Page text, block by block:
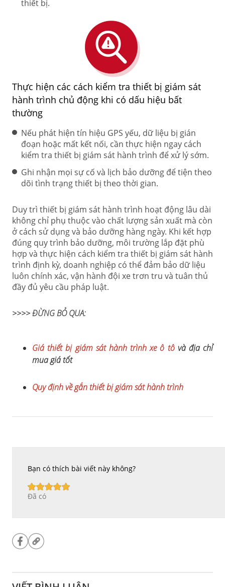
thiết bị.
Thực hiện các cách kiểm tra thiết bị giám sát
hành trình chủ động khi có dấu hiệu bất
thường
Nếu phát hiện tín hiệu GPS yếu, dữ liệu bị gián
đoạn hoặc mất kết nối, cần thực hiện ngay cách
kiểm tra thiết bị giám sát hành trình để xử lý sớm.
Ghi nhận mọi sự cố và lịch bảo dưỡng để tiện theo
dõi tình trạng thiết bị theo thời gian.
Duy trì thiết bị giám sát hành trình hoạt động lâu dài
không chỉ phụ thuộc vào chất lượng sản xuất mà còn
ở cách sử dụng và bảo dưỡng hàng ngày. Khi kết hợp
đúng quy trình bảo dưỡng, môi trường lắp đặt phù
hợp và thực hiện cách kiểm tra thiết bị giám sát hành
trình định kỳ, doanh nghiệp có thể đảm bảo dữ liệu
luôn chính xác, vận hành đội xe trơn tru và tuân thủ
đầy đủ yêu cầu pháp luật.
>>>> ĐỪNG BỎ QUA:
Giá thiết bị giám sát hành trình xe ô tôvà địa chỉ
mua giá tốt
Quy định về gắn thiết bị giám sát hành trình
Bạn có thích bài viết này không?:
Đã có